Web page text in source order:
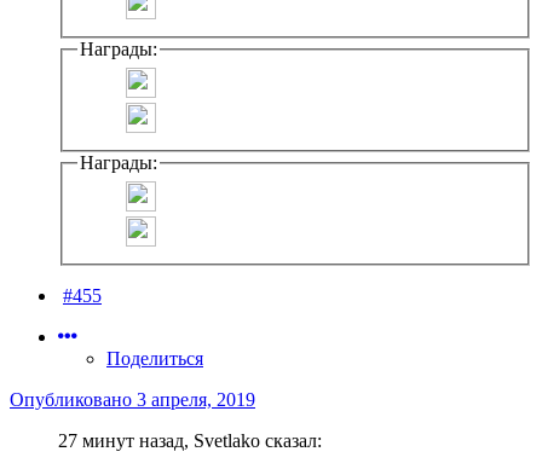
Награды:
Награды:
#455
Поделиться
Опубликовано 3 апреля, 2019
27 минут назад, Svetlako сказал: